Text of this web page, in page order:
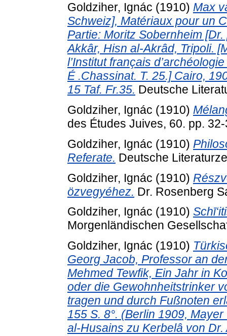
Goldziher, Ignác (1910) Max
Schweiz], Matériaux pour un
Partie: Moritz Sobernheim
Akkâr, Hisn al-Akrâd, Tripoli.
l’Institut français
É .Chassinat. T. 25.] Cairo,
15 Taf. Fr.35. Deutsche
Goldziher, Ignác (1910)
des Études Juives, 60. pp.
Goldziher, Ignác (1910)
Referate. Deutsche
Goldziher, Ignác (1910)
özvegyéhez. Dr. Rosenberg
Goldziher, Ignác (1910)
Morgenländischen
Goldziher, Ignác (1910)
Georg Jacob, Professor an
Mehmed Tewfik, Ein Jahr in
oder die Gewohnheitstrinker
tragen und durch Fußnoten
155 S. 8°. (Berlin 1909,
al-Husains zu Kerbelâ von Dr.